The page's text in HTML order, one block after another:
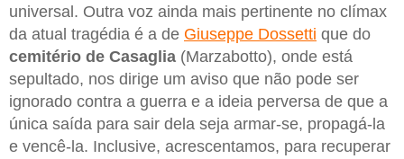
universal. Outra voz ainda mais pertinente no clímax
da atual tragédia é a de Giuseppe Dossetti que do
cemitério de Casaglia (Marzabotto), onde está
sepultado, nos dirige um aviso que não pode ser
ignorado contra a guerra e a ideia perversa de que a
única saída para sair dela seja armar-se, propagá-la
e vencê-la. Inclusive, acrescentamos, para recuperar